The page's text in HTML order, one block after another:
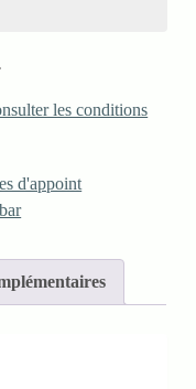
.
les conditions
d'appoint